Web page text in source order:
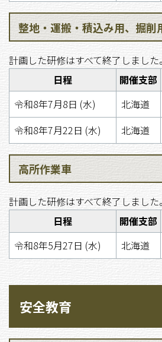
整地・運搬・積込み用、掘削
計画した研修はすべて終了しました。
日程
開催支部
令和8年7月8日 (水)
北海道
令和8年7月22日 (水)
北海道
高所作業車
計画した研修はすべて終了しました。
日程
開催支部
令和8年5月27日 (水)
北海道
安全教育